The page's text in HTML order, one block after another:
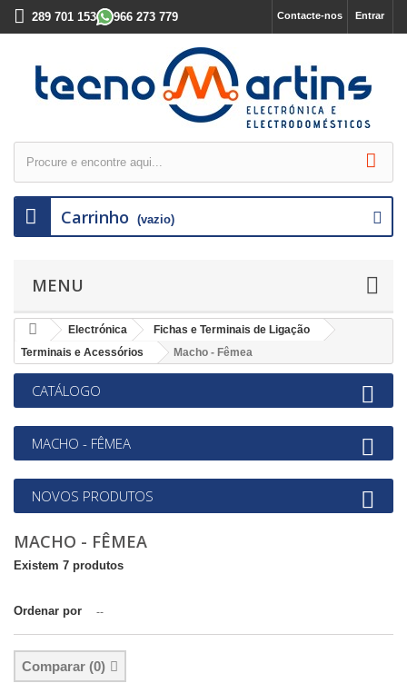
Entrar
Contacte-nos
289 701 153 966 273 779
Carrinho (vazio)
MENU
Electrónica
Fichas e Terminais de Ligação
Terminais e Acessórios
Macho - Fêmea
CATÁLOGO
MACHO - FÊMEA
NOVOS PRODUTOS
MACHO - FÊMEA
Existem 7 produtos
Ordenar por --
Comparar (0)